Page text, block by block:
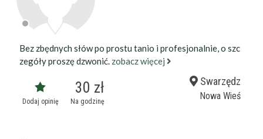
Bez zbędnych słów po prostu tanio i profesjonalnie, o szc
zegóły proszę dzwonić. zobacz więcej
Dodaj opinię
30 zł
Na godzinę
Swarzędz
Nowa Wieś